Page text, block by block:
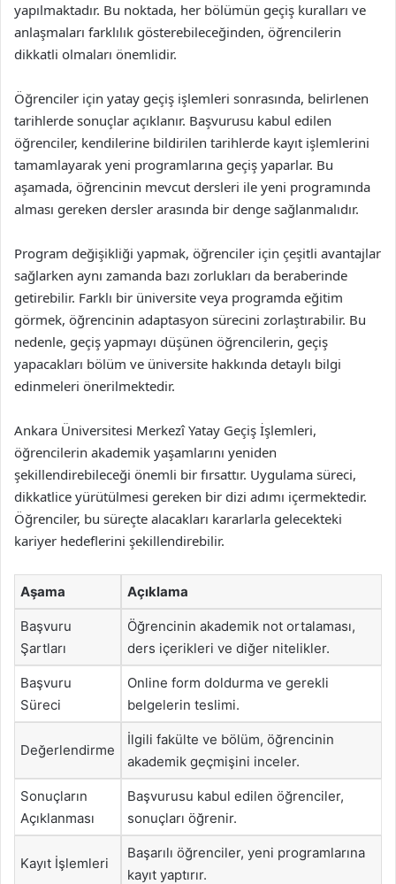
yapılmaktadır. Bu noktada, her bölümün geçiş kuralları ve
anlaşmaları farklılık gösterebileceğinden, öğrencilerin
dikkatli olmaları önemlidir.
Öğrenciler için yatay geçiş işlemleri sonrasında, belirlenen
tarihlerde sonuçlar açıklanır. Başvurusu kabul edilen
öğrenciler, kendilerine bildirilen tarihlerde kayıt işlemlerini
tamamlayarak yeni programlarına geçiş yaparlar. Bu
aşamada, öğrencinin mevcut dersleri ile yeni programında
alması gereken dersler arasında bir denge sağlanmalıdır.
Program değişikliği yapmak, öğrenciler için çeşitli avantajlar
sağlarken aynı zamanda bazı zorlukları da beraberinde
getirebilir. Farklı bir üniversite veya programda eğitim
görmek, öğrencinin adaptasyon sürecini zorlaştırabilir. Bu
nedenle, geçiş yapmayı düşünen öğrencilerin, geçiş
yapacakları bölüm ve üniversite hakkında detaylı bilgi
edinmeleri önerilmektedir.
Ankara Üniversitesi Merkezî Yatay Geçiş İşlemleri,
öğrencilerin akademik yaşamlarını yeniden
şekillendirebileceği önemli bir fırsattır. Uygulama süreci,
dikkatlice yürütülmesi gereken bir dizi adımı içermektedir.
Öğrenciler, bu süreçte alacakları kararlarla gelecekteki
kariyer hedeflerini şekillendirebilir.
Aşama Açıklama
Başvuru
Şartları
Öğrencinin akademik not ortalaması,
ders içerikleri ve diğer nitelikler.
Başvuru
Süreci
Online form doldurma ve gerekli
belgelerin teslimi.
Değerlendirme
İlgili fakülte ve bölüm, öğrencinin
akademik geçmişini inceler.
Sonuçların
Açıklanması
Başvurusu kabul edilen öğrenciler,
sonuçları öğrenir.
Kayıt İşlemleri
Başarılı öğrenciler, yeni programlarına
kayıt yaptırır.